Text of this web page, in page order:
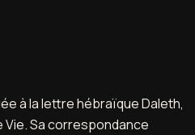
à la lettre hébraïque Daleth,
Vie. Sa correspondance